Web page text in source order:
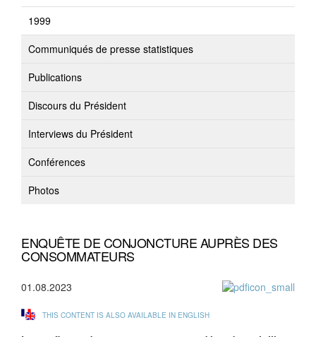
1999
Communiqués de presse statistiques
Publications
Discours du Président
Interviews du Président
Conférences
Photos
ENQUÊTE DE CONJONCTURE AUPRÈS DES
CONSOMMATEURS
01.08.2023
THIS CONTENT IS ALSO AVAILABLE IN ENGLISH